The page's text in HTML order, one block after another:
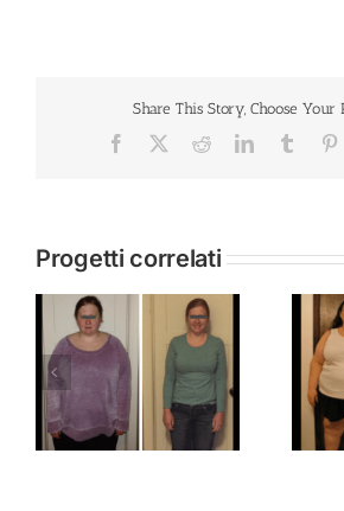
Share This Story, Choose Your
Facebook RedditLinkedInTumblr
Progetti correlati
Dietologia